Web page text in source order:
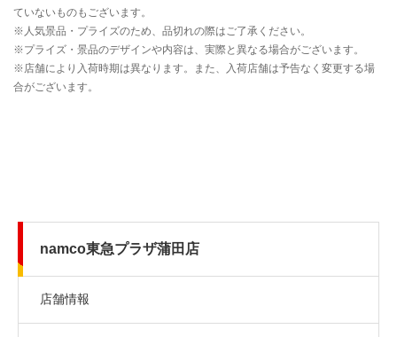
namco東急プラザ蒲田店
店舗情報